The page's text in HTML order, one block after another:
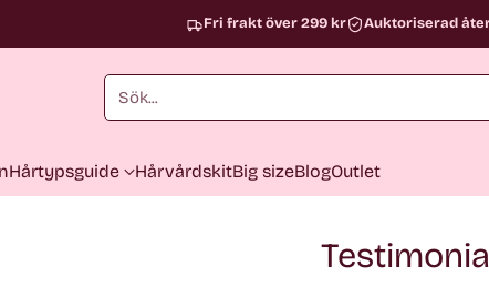
Sök...
Hårtypsguide HårvårdskitBig sizeBlogOutlet
Fri frakt över 299 kr Auktoriserad